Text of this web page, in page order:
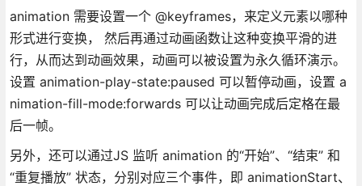
animation 需要设置一个 @keyframes，来定义元素以哪种
形式进行变换， 然后再通过动画函数让这种变换平滑的进
行，从而达到动画效果，动画可以被设置为永久循环演示。
设置 animation-play-state:paused 可以暂停动画，设置 a
nimation-fill-mode:forwards 可以让动画完成后定格在最
后一帧。
另外，还可以通过JS 监听 animation 的“开始”、“结束” 和
“重复播放” 状态，分别对应三个事件，即 animationStart、